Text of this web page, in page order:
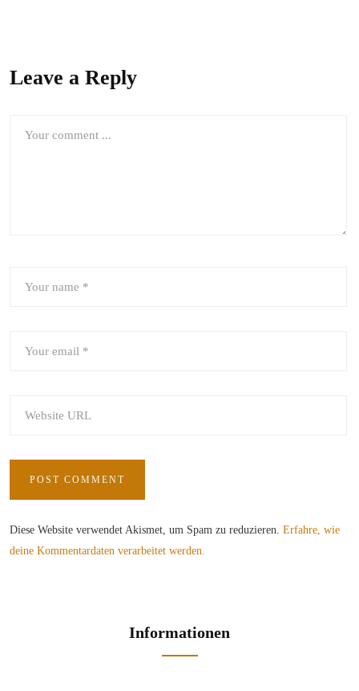
Leave a Reply
Diese Website verwendet Akismet, um Spam zu reduzieren. Erfahre, wie
deine Kommentardaten verarbeitet werden.
Informationen